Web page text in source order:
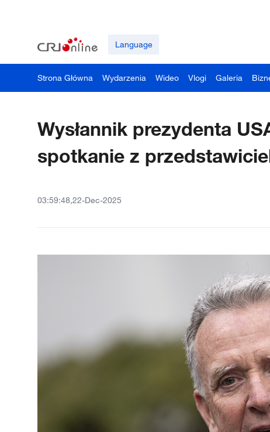
Language
Strona Główna Wydarzenia Wideo Vlogi Galeria
Wysłannik prezydenta
spotkanie z
03:59:48,22-Dec-2025